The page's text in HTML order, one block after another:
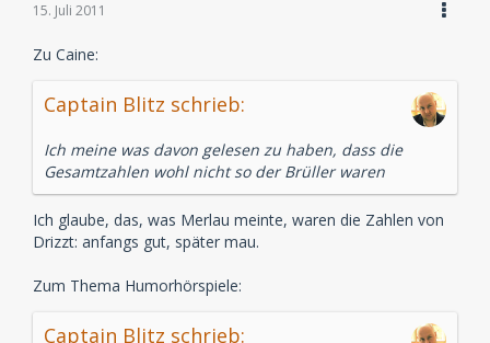
15. Juli 2011
Zu Caine:
Captain Blitz schrieb:
Ich meine was davon gelesen zu haben, dass die
Gesamtzahlen wohl nicht so der Brüller waren
Ich glaube, das, was Merlau meinte, waren die Zahlen von
Drizzt: anfangs gut, später mau.
Zum Thema Humorhörspiele:
Captain Blitz schrieb: